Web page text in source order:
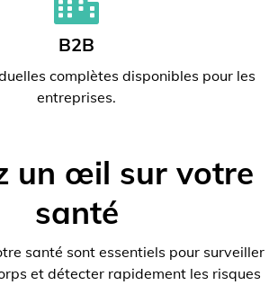
B2B
complètes disponibles pour les
entreprises.
un œil sur votre
santé
santé sont essentiels pour surveiller
et détecter rapidement les risques